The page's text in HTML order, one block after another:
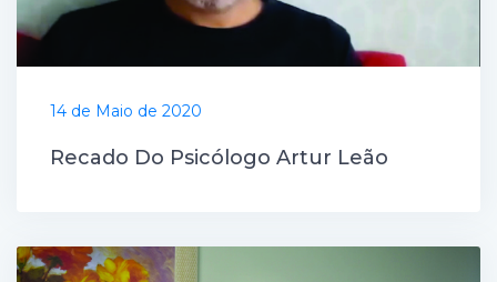
14 de Maio de 2020
Recado Do Psicólogo Artur Leão